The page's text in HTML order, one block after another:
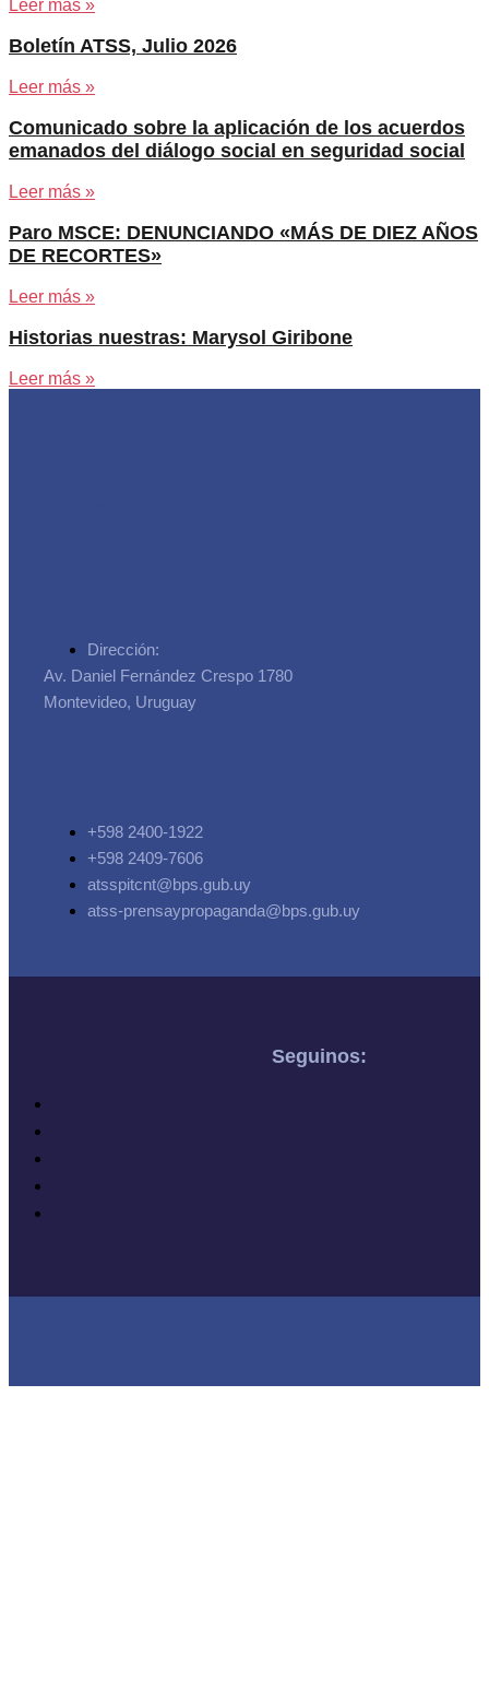
Leer más »
Boletín ATSS, Julio 2026
Leer más »
Comunicado sobre la aplicación de los acuerdos
emanados del diálogo social en seguridad social
Leer más »
Paro MSCE: DENUNCIANDO «MÁS DE DIEZ AÑOS
DE RECORTES»
Leer más »
Historias nuestras: Marysol Giribone
Leer más »
Dirección:
Av. Daniel Fernández Crespo 1780
Montevideo, Uruguay
+598 2400-1922
+598 2409-7606
atsspitcnt@bps.gub.uy
atss-prensaypropaganda@bps.gub.uy
Seguinos: